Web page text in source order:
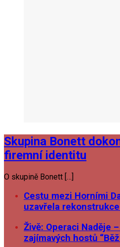
Skupina Bonett
firemní identitu
O skupině Bonett […]
Cestu mezi Horními
uzavřela
Živě: Operaci Naděje
zajímavých hostů